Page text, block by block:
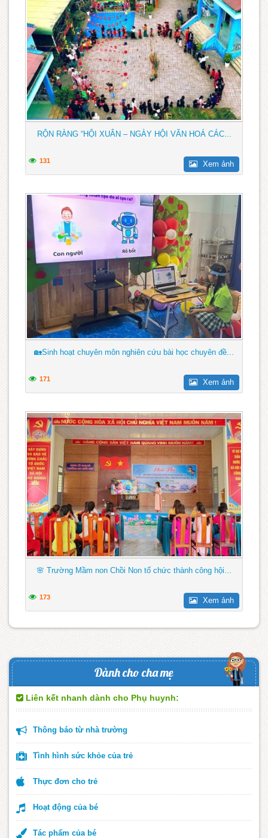
RỘN RÀNG “HỘI XUÂN – NGÀY HỘI VĂN HOÁ CÁC...
131 Xem ảnh
🏡Sinh hoạt chuyên môn nghiên cứu bài học chuyên đề...
171 Xem ảnh
🌸 Trường Mầm non Chồi Non tổ chức thành công hội...
173 Xem ảnh
Dành cho cha mẹ
Liên kết nhanh dành cho Phụ huynh:
Thông báo từ nhà trường
Tình hình sức khỏe của trẻ
Thực đơn cho trẻ
Hoạt động của bé
Tác phẩm của bé